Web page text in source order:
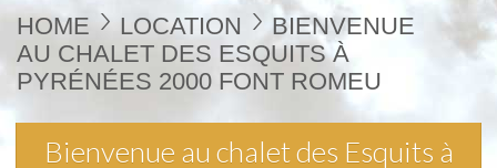
HOME LOCATION
BIENVENUE
AU CHALET DES ESQUITS À
PYRÉNÉES 2000 FONT ROMEU
Bienvenue au chalet des Esquits à